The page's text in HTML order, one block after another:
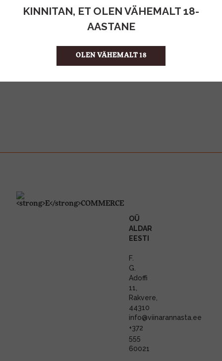
KINNITAN, ET OLEN VÄHEMALT 18-
AASTANE
OLEN VÄHEMALT 18
KOOD 5900343013680
15
OÜ
ALDAR
EESTI
F.
G.
Adoffi
11,
Rakvere,
44310
info@viinarannasta.ee
+372
555
60021